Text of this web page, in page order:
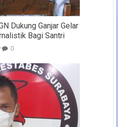
Dukung Ganjar Gelar
Bagi Santri
0